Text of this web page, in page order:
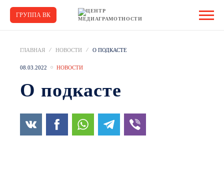
ГРУППА ВК
ГЛАВНАЯ НОВОСТИ О ПОДКАСТЕ
08.03.2022 НОВОСТИ
О подкасте